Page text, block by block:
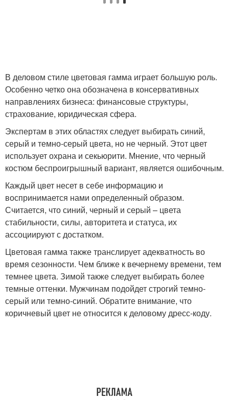
В деловом стиле цветовая гамма играет большую роль.
Особенно четко она обозначена в консервативных
направлениях бизнеса: финансовые структуры,
страхование, юридическая сфера.
Экспертам в этих областях следует выбирать синий,
серый и темно-серый цвета, но не черный. Этот цвет
использует охрана и секьюрити. Мнение, что черный
костюм беспроигрышный вариант, является ошибочным.
Каждый цвет несет в себе информацию и
воспринимается нами определенный образом.
Считается, что синий, черный и серый – цвета
стабильности, силы, авторитета и статуса, их
ассоциируют с достатком.
Цветовая гамма также транслирует адекватность во
время сезонности. Чем ближе к вечернему времени, тем
темнее цвета. Зимой также следует выбирать более
темные оттенки. Мужчинам подойдет строгий темно-
серый или темно-синий. Обратите внимание, что
коричневый цвет не относится к деловому дресс-коду.